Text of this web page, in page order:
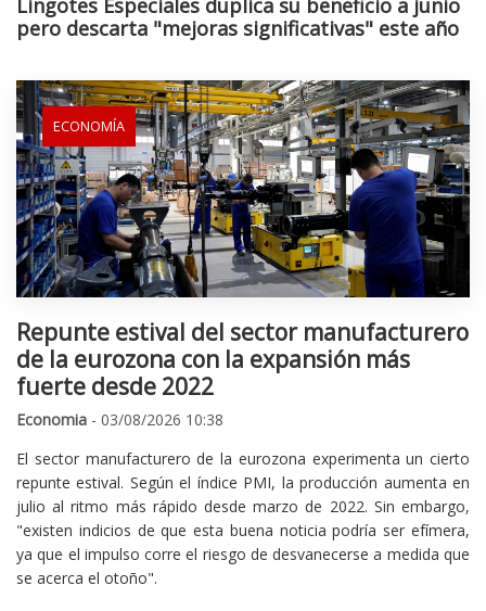
Lingotes Especiales duplica su beneficio a junio
pero descarta "mejoras significativas" este año
ECONOMÍA
Repunte estival del sector manufacturero
de la eurozona con la expansión más
fuerte desde 2022
Economia - 03/08/2026 10:38
El sector manufacturero de la eurozona experimenta un cierto
repunte estival. Según el índice PMI, la producción aumenta en
julio al ritmo más rápido desde marzo de 2022. Sin embargo,
"existen indicios de que esta buena noticia podría ser efímera,
ya que el impulso corre el riesgo de desvanecerse a medida que
se acerca el otoño".